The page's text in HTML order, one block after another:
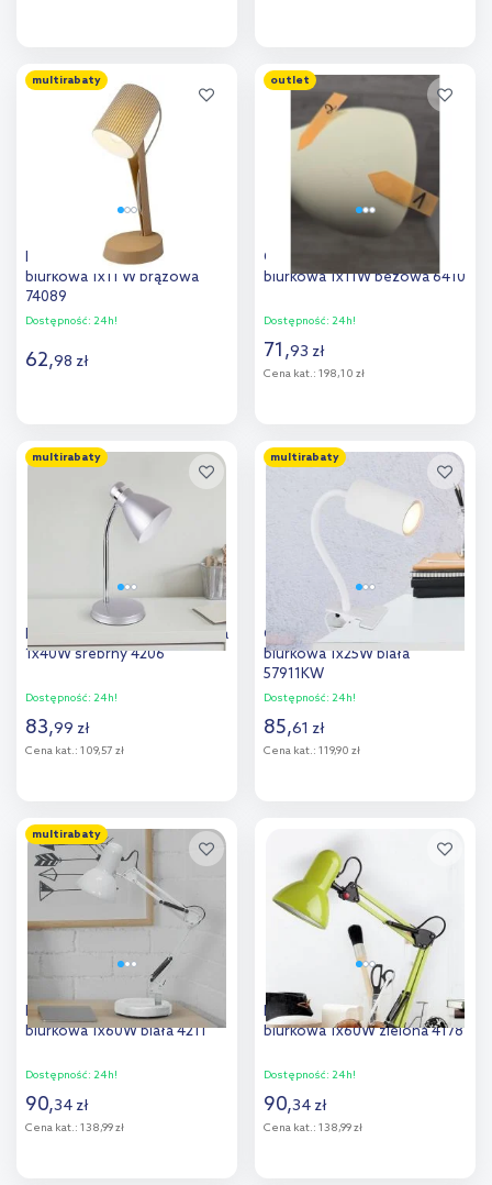
Dodaj do
porównania
Dodaj do
porównania
multirabaty
Rabalux Solvet lampa
biurkowa 1x11 W brązowa
74089
Dostępność: 24h!
62,98 zł
Dodaj do
porównania
outlet
Outlet - Rabalux Carter lampa
biurkowa 1x11W beżowa 6410
Dostępność: 24h!
71,93 zł
Cena kat.: 198,10 zł
Dodaj do
multirabaty
Rabalux Patric lampa biurkowa
1x40W srebrny 4206
Dostępność: 24h!
83,99 zł
Cena kat.: 109,57 zł
Dodaj do
porównania
multirabaty
Globo Lighting Robby lampa
biurkowa 1x25W biała
57911KW
Dostępność: 24h!
85,61 zł
Cena kat.: 119,90 zł
Dodaj do
porównania
multirabaty
Rabalux Samson lampa
biurkowa 1x60W biała 4211
Dostępność: 24h!
90,34 zł
Cena kat.: 138,99 zł
Rabalux Samson lampa
biurkowa 1x60W zielona 4178
Dostępność: 24h!
90,34 zł
Cena kat.: 138,99 zł